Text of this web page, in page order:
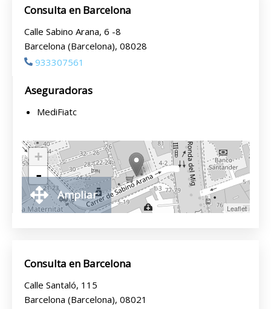
Consulta en Barcelona
Calle Sabino Arana, 6 -8
Barcelona (Barcelona), 08028
933307561
Aseguradoras
MediFiatc
+
-
Leaflet
Ampliar
Consulta en Barcelona
Calle Santaló, 115
Barcelona (Barcelona), 08021